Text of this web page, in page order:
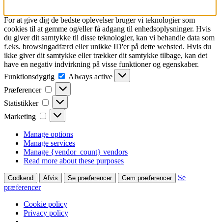
For at give dig de bedste oplevelser bruger vi teknologier som
cookies til at gemme og/eller få adgang til enhedsoplysninger. Hvis
du giver dit samtykke til disse teknologier, kan vi behandle data som
f.eks. browsingadfærd eller unikke ID'er på dette websted. Hvis du
ikke giver dit samtykke eller trækker dit samtykke tilbage, kan det
have en negativ indvirkning på visse funktioner og egenskaber.
Funktionsdygtig
Funktionsdygtig
Always active
Præferencer
Præferencer
Statistikker Statistikker
Marketing Marketing
Manage options
Manage services
Manage {vendor_count} vendors
Read more about these purposes
Godkend Afvis Se præferencer Gem præferencer
Se
præferencer
Cookie policy
Privacy policy